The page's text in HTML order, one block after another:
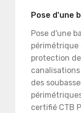
Pose d'une
Pose d'une
protection
des
certifié CTB